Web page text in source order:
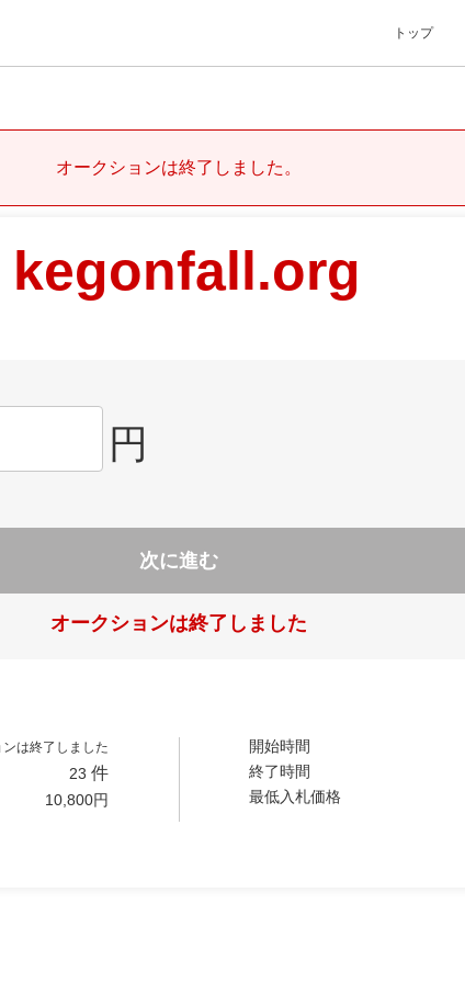
トップ
オークションは終了しました。
kegonfall.org
円
次に進む
オークションは終了しました
は終了しました
23 件
10,800円
開始時間
終了時間
最低入札価格